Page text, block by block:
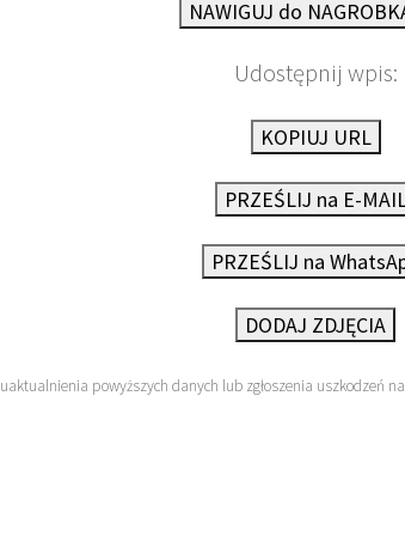
NAWIGUJ do
Udostępnij wpis:
KOPIUJ URL
PRZEŚLIJ na E-
PRZEŚLIJ na
DODAJ ZDJĘCIA
powyższych danych lub zgłoszenia uszkodzeń